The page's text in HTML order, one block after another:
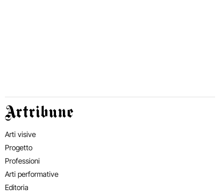
Artribune
Arti visive
Progetto
Professioni
Arti performative
Editoria